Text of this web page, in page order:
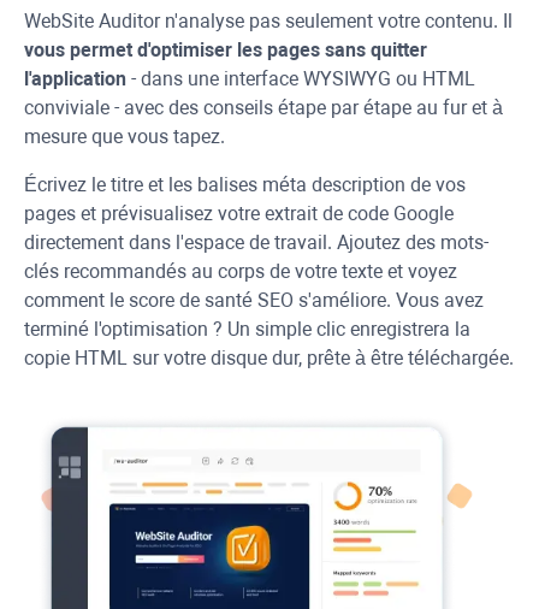
WebSite Auditorn'analyse pas seulement votre contenu. Il
vous permet d'optimiser les pages sans quitter
l'application - dans une interface WYSIWYG ou HTML
conviviale - avec des conseils étape par étape au fur et à
mesure que vous tapez.
Écrivez le titre et les balises méta description de vos
pages et prévisualisez votre extrait de code Google
directement dans l'espace de travail. Ajoutez des mots-
clés recommandés au corps de votre texte et voyez
comment le score de santé SEO s'améliore. Vous avez
terminé l'optimisation ? Un simple clic enregistrera la
copie HTML sur votre disque dur, prête à être téléchargée.